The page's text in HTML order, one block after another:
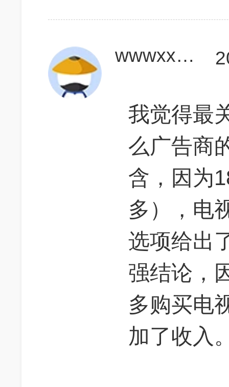
wwwxxxyyy
我觉得最
么广告商
含，因为
多），电
选项给出
强结论，
多购买电
加了收入